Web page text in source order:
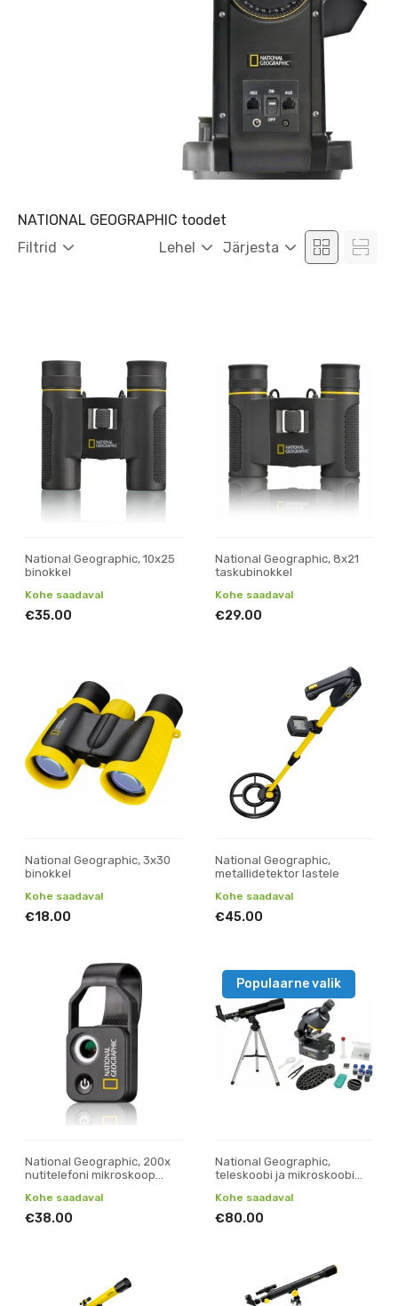
NATIONAL GEOGRAPHIC toodet
Filtrid
Lehel Järjesta
National Geographic, 10x25
binokkel
Kohe saadaval
€35.00
National Geographic, 8x21
taskubinokkel
Kohe saadaval
€29.00
National Geographic, 3x30
binokkel
Kohe saadaval
€18.00
National Geographic,
metallidetektor lastele
Kohe saadaval
€45.00
National Geographic, 200x
nutitelefoni mikroskoop
Kohe saadaval
€38.00
Populaarne valik
National Geographic,
teleskoobi ja mikroskoobi
Kohe saadaval
€80.00